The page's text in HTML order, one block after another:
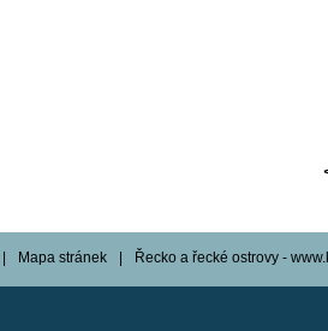
Mapa stránek Řecko a řecké ostrovy -